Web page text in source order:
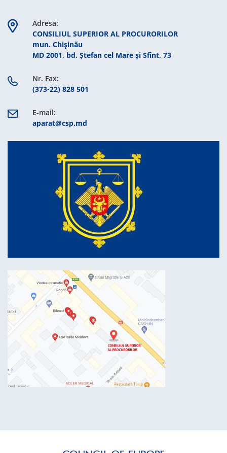
Adresa:
CONSILIUL SUPERIOR AL PROCURORILOR
mun. Chişinău
MD 2001, bd. Ștefan cel Mare şi Sfînt, 73
Nr. Fax:
(373-22) 828 501
E-mail:
aparat@csp.md